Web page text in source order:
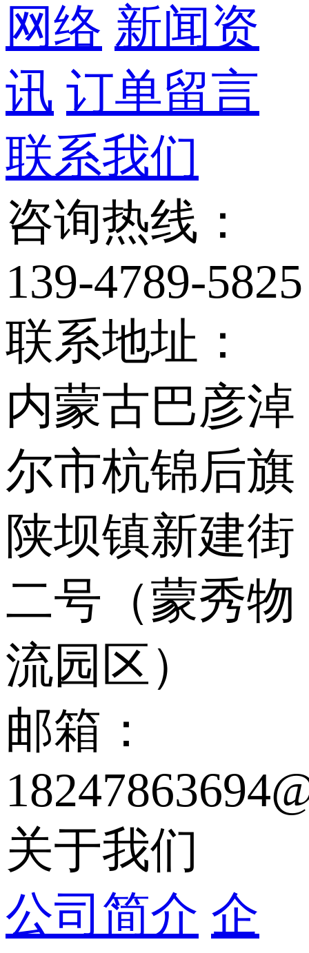
网络 新闻资
讯 订单留言
联系我们
咨询热线：
139-4789-5825
联系地址：
内蒙古巴彦淖
尔市杭锦后旗
陕坝镇新建街
二号（蒙秀物
流园区）
邮箱：
关于我们
公司简介 企